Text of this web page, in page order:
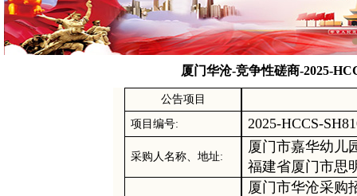
厦门华沧-竞争性磋商-2025-
公告项目
项目编号: 2025-HCCS-
采购人名称、地址:
厦门市嘉华幼儿
福建省厦门市思
厦门市华沧采购